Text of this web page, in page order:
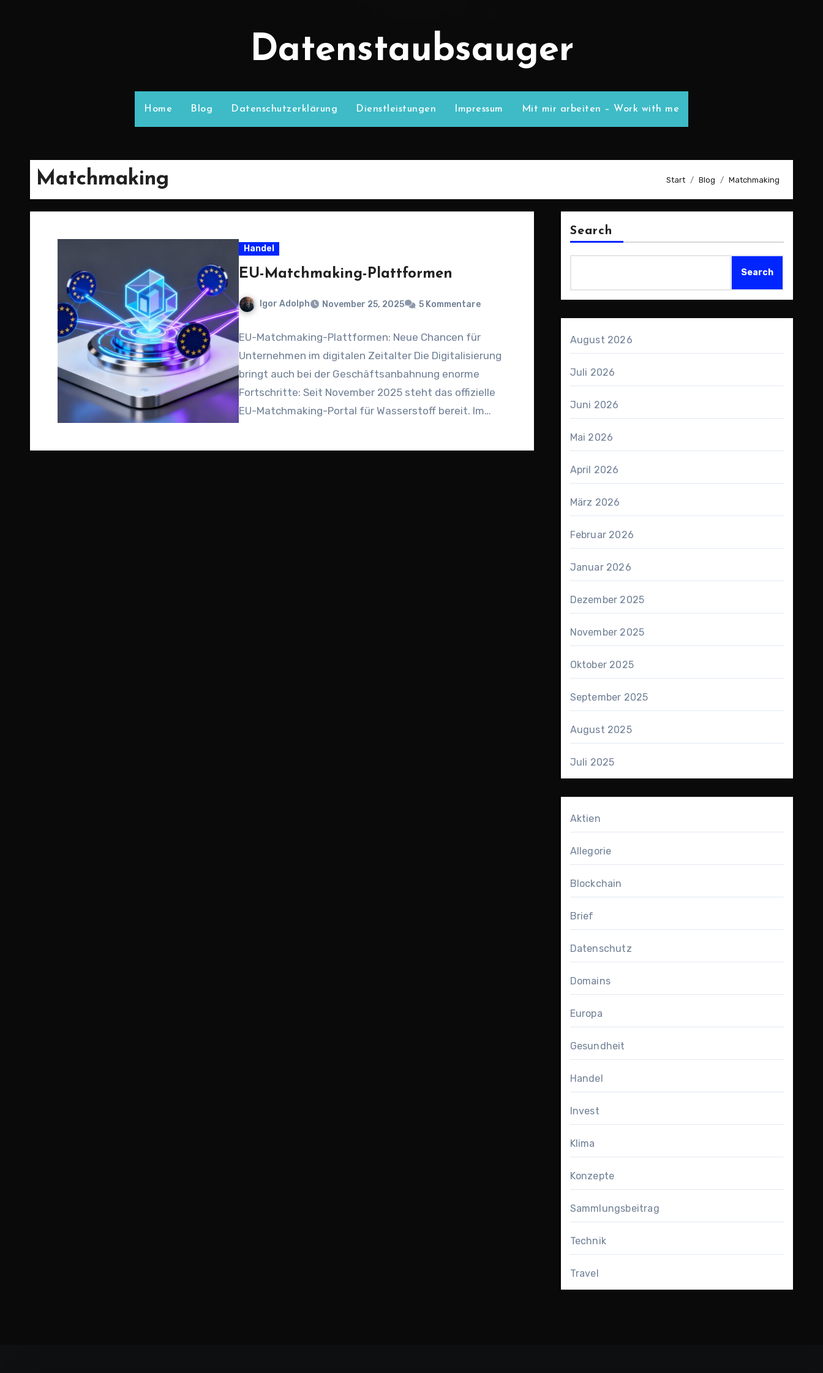
Datenstaubsauger
Home Blog Datenschutzerklärung Dienstleistungen Impressum Mit mir arbeiten – Work with me
Matchmaking Start Blog Matchmaking
Handel
EU-Matchmaking-Plattformen
Igor Adolph November 25, 2025 5 Kommentare
EU-Matchmaking-Plattformen: Neue Chancen für
Unternehmen im digitalen Zeitalter Die Digitalisierung
bringt auch bei der Geschäftsanbahnung enorme
Fortschritte: Seit November 2025 steht das offizielle
EU-Matchmaking-Portal für Wasserstoff bereit. Im
Search
Search
August 2026
Juli 2026
Juni 2026
Mai 2026
April 2026
März 2026
Februar 2026
Januar 2026
Dezember 2025
November 2025
Oktober 2025
September 2025
August 2025
Juli 2025
Aktien
Allegorie
Blockchain
Brief
Datenschutz
Domains
Europa
Gesundheit
Handel
Invest
Klima
Konzepte
Sammlungsbeitrag
Technik
Travel